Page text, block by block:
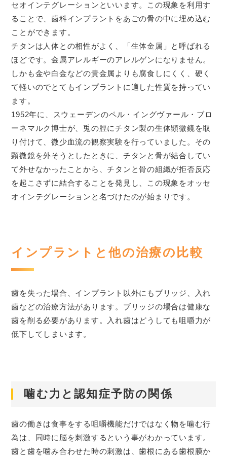
セオインテグレーションといいます。この現象を利用す
ることで、歯科インプラントをあごの骨の中に埋め込む
ことができます。
チタンは人体との相性がよく、「生体金属」と呼ばれる
ほどです。金属アレルギーのアレルゲンになりません。
しかも金や白金などの貴金属よりも腐食しにくく、硬く
て軽いのでとてもインプラントに適した性質を持ってい
ます。
1952年に、スウェーデンのペル・イングヴァール・ブロ
ーネマルク博士が、兎の脛にチタン製の生体顕微鏡を取
り付けて、微少血流の観察実験を行っていました。その
顕微鏡を外そうとしたときに、チタンと骨が結合してい
て外せなかったことから、チタンと骨の組織が拒否反応
を起こさずに結合することを発見し、この現象をオッセ
オインテグレーションと名づけたのが始まりです。
インプラントと他の治療の比較
歯を失った場合、インプラント以外にもブリッジ、入れ
歯などの治療方法があります。ブリッジの場合は健康な
歯を削る必要があります。入れ歯はどうしても咀嚼力が
低下してしまいます。
噛む力と認知症予防の関係
歯の働きは食事をする咀嚼機能だけではなく物を噛む行
為は、同時に脳を刺激するという事がわかっています。
歯と歯を噛み合わせた時の刺激は、歯根にある歯根膜か